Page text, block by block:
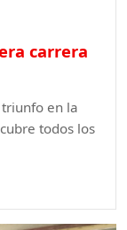
carrera
en la
todos los